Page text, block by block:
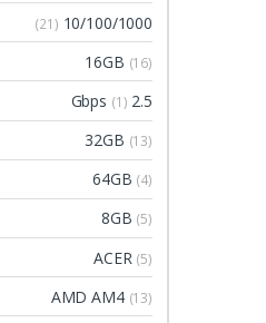
10/100/1000
(21)
16GB (16)
2.5 Gbps
(1)
32GB (13)
64GB (4)
8GB (5)
ACER (5)
AMD AM4 (13)